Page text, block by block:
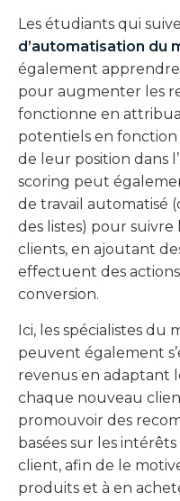
Les étudiants qui
d’automatisation du
également apprendre
pour augmenter les
fonctionne en
potentiels en
de leur position dans
scoring peut
de travail automatisé
des listes) pour
clients, en ajoutant
effectuent des
conversion.
Ici, les spécialistes
peuvent également
revenus en adaptant
chaque nouveau
promouvoir des
basées sur les
client, afin de le
produits et à en